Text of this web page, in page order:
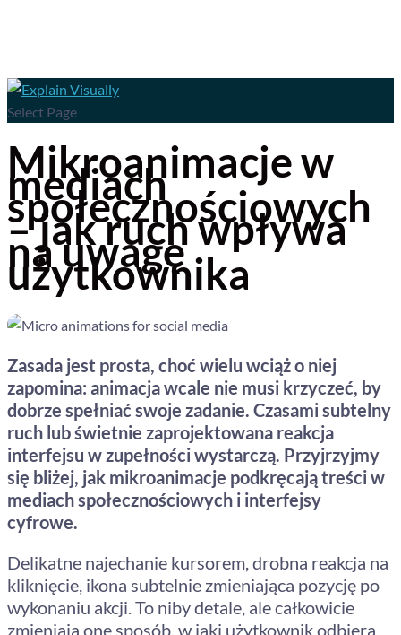
Select Page
Mikroanimacje w
mediach
społecznościowych
– jak ruch wpływa
na uwagę
użytkownika
Zasada jest prosta, choć wielu wciąż o niej
zapomina: animacja wcale nie musi krzyczeć, by
dobrze spełniać swoje zadanie. Czasami subtelny
ruch lub świetnie zaprojektowana reakcja
interfejsu w zupełności wystarczą. Przyjrzyjmy
się bliżej, jak mikroanimacje podkręcają treści w
mediach społecznościowych i interfejsy
cyfrowe.
Delikatne najechanie kursorem, drobna reakcja na
kliknięcie, ikona subtelnie zmieniająca pozycję po
wykonaniu akcji. To niby detale, ale całkowicie
zmieniają one sposób, w jaki użytkownik odbiera